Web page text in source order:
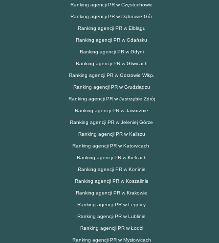
Ranking agencji PR w Częstochowie
Ranking agencji PR w Dąbrowie Gór.
Ranking agencji PR w Elblągu
Ranking agencji PR w Gdańsku
Ranking agencji PR w Gdyni
Ranking agencji PR w Gliwicach
Ranking agencji PR w Gorzowie Wlkp.
Ranking agencji PR w Grudziądzu
Ranking agencji PR w Jastrzębie Zdrój
Ranking agencji PR w Jaworznie
Ranking agencji PR w Jeleniej Górze
Ranking agencji PR w Kaliszu
Ranking agencji PR w Katowicach
Ranking agencji PR w Kielcach
Ranking agencji PR w Koninie
Ranking agencji PR w Koszalinie
Ranking agencji PR w Krakowie
Ranking agencji PR w Legnicy
Ranking agencji PR w Lublinie
Ranking agencji PR w Łodzi
Ranking agencji PR w Mysłowicach